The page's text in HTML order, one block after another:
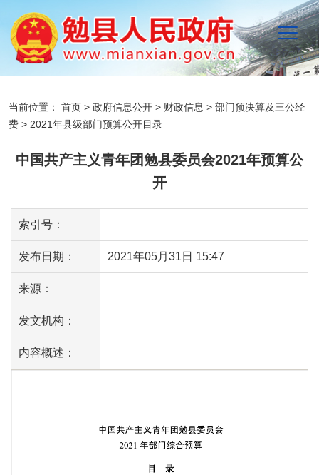
当前位置： 首页 > 政府信息公开 > 财政信息 > 部门预决算及三公经
费 > 2021年县级部门预算公开目录
中国共产主义青年团勉县委员会2021年预算公
开
索引号：
发布日期： 2021年05月31日 15:47
来源：
发文机构：
内容概述：